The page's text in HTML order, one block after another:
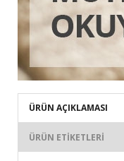
ÜRÜN AÇIKLAMASI
ÜRÜN ETIKETLERI